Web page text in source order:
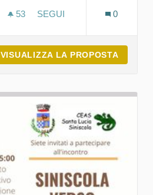
53 53 SOSTENITORI
SEGUI
0
VISUALIZZA LA PROPOSTA